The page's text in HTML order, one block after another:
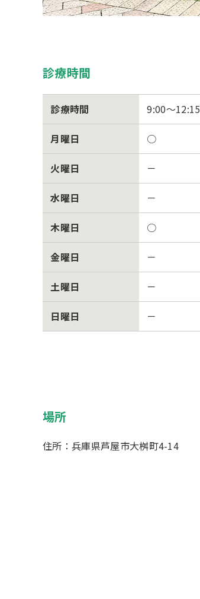
診療時間
診療時間 9:00～12:15
月曜日 ○
火曜日 －
水曜日 －
木曜日 ○
金曜日 －
土曜日 －
日曜日 －
場所
住所：兵庫県芦屋市大桝町4-14